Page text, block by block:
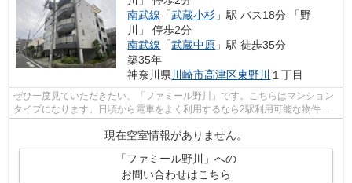
南武線 「武蔵小杉 」駅 バス18分 「野
川」 停歩2分
南武線 「武蔵中原 」駅 徒歩35分
築35年
神奈川県 川崎市高津区東野川 １丁目
ぜひ一度見ていただきたい、「ファミール野川」です。こちらはマンション
タイプになります。日頃から電車をよく利用するなら2駅利用可能な物件は
現在空室情報がありません。
「ファミール野川」への
お問い合わせはこちら